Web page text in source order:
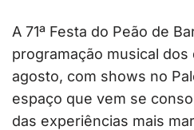
A 71ª Festa do Peão de
programação musical dos
agosto, com shows no
espaço que vem se
das experiências mais